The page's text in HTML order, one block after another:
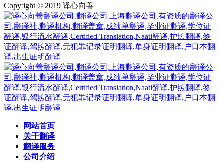
Copyright © 2019 译心向善
网站首页
关于翻译
翻译服务
公司介绍